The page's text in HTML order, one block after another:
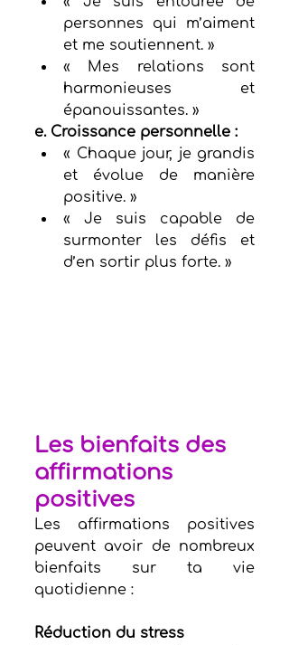
personnes qui m’aiment
et me soutiennent. »
« Mes relations sont
harmonieuses et
épanouissantes. »
e. Croissance personnelle :
« Chaque jour, je grandis
et évolue de manière
positive. »
« Je suis capable de
surmonter les défis et
d’en sortir plus forte. »
Les bienfaits des
affirmations
positives
Les affirmations positives
peuvent avoir de nombreux
bienfaits sur ta vie
quotidienne :
Réduction du stress